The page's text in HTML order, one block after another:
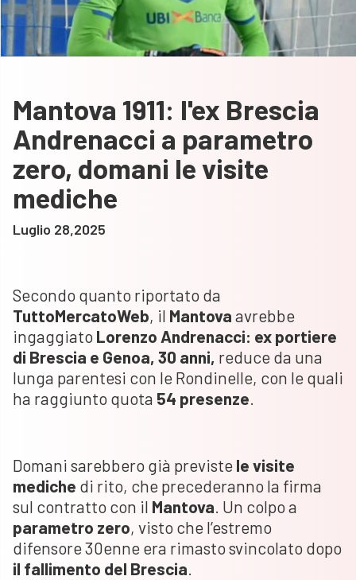
Mantova 1911: l'ex Brescia
Andrenacci a parametro
zero, domani le visite
mediche
Luglio 28,2025
Secondo quanto riportato da
TuttoMercatoWeb, il Mantova avrebbe
ingaggiato Lorenzo Andrenacci: ex portiere
di Brescia e Genoa, 30 anni, reduce da una
lunga parentesi con le Rondinelle, con le quali
ha raggiunto quota 54 presenze.
Domani sarebbero già previste le visite
mediche di rito, che precederanno la firma
sul contratto con il Mantova. Un colpo a
parametro zero, visto che l’estremo
difensore 30enne era rimasto svincolato dopo
il fallimento del Brescia.